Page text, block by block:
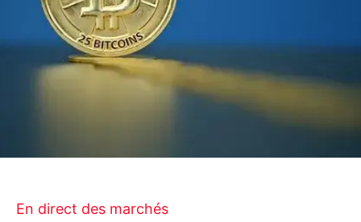
En direct des marchés